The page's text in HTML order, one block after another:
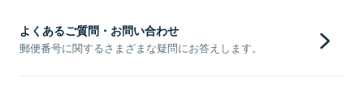
よくあるご質問・お問い合わせ
郵便番号に関するさまざまな疑問にお答えします。